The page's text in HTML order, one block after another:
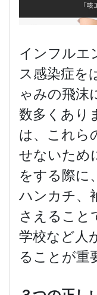
インフルエ
ス感染症を
ゃみの飛沫
数多くあり
は、これら
せないため
をする際に
ハンカチ、
さえること
学校など人
ることが重